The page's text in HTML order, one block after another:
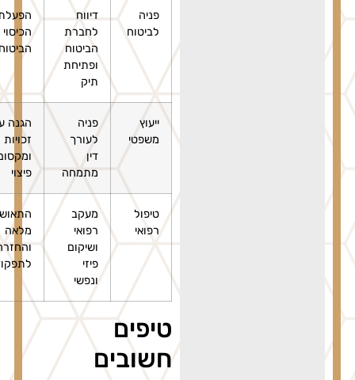
לחברת
הביטוח
ופתיחת
הפעלת
הכיסוי
הביטוחי
לעורך
מתמחה
הגנה על
ומקסום
פיצוי
התאוששות
והחזרה
לתפקוד
טיפים
חשובים